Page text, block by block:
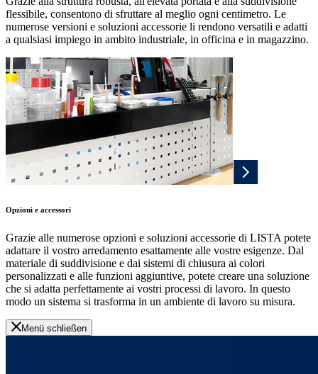
flessibile, consentono di sfruttare al meglio ogni centimetro. Le
numerose versioni e soluzioni accessorie li rendono versatili e adatti
a qualsiasi impiego in ambito industriale, in officina e in magazzino.
Opzioni e accessori
Grazie alle numerose opzioni e soluzioni accessorie di LISTA potete
adattare il vostro arredamento esattamente alle vostre esigenze. Dal
materiale di suddivisione e dai sistemi di chiusura ai colori
personalizzati e alle funzioni aggiuntive, potete creare una soluzione
che si adatta perfettamente ai vostri processi di lavoro. In questo
modo un sistema si trasforma in un ambiente di lavoro su misura.
Menü schließen